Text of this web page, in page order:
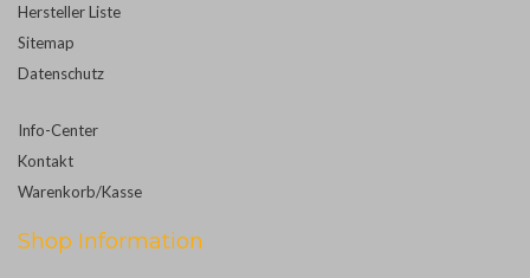
Hersteller Liste
Sitemap
Datenschutz
Info-Center
Kontakt
Warenkorb/Kasse
Shop Information